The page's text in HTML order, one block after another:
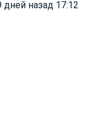
дней назад 17:12